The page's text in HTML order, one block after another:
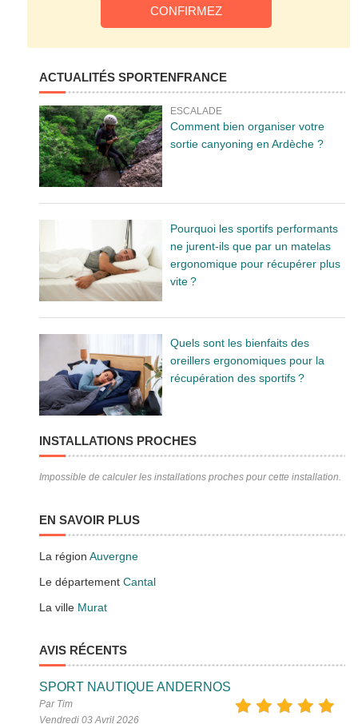
ACTUALITÉS SPORTENFRANCE
ESCALADE
Comment bien organiser votre
sortie canyoning en Ardèche ?
Pourquoi les sportifs performants
ne jurent-ils que par un matelas
ergonomique pour récupérer plus
vite ?
Quels sont les bienfaits des
oreillers ergonomiques pour la
récupération des sportifs ?
INSTALLATIONS PROCHES
Impossible de calculer les installations proches pour cette installation.
EN SAVOIR PLUS
La régionAuvergne
Le départementCantal
La ville Murat
AVIS RÉCENTS
SPORT NAUTIQUE ANDERNOS
Par Tim
Vendredi 03 Avril 2026